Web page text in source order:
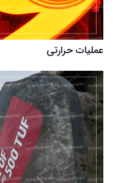
عملیات حرارتی